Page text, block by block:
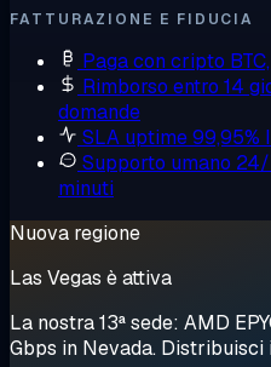
FATTURAZIONE E FIDUCIA
Paga con cripto
Rimborso entro 14
domande
SLA uptime 99,95%
Supporto umano
minuti
Nuova regione
Las Vegas è attiva
La nostra 13ª sede: AMD
Gbps in Nevada. Distribuisci